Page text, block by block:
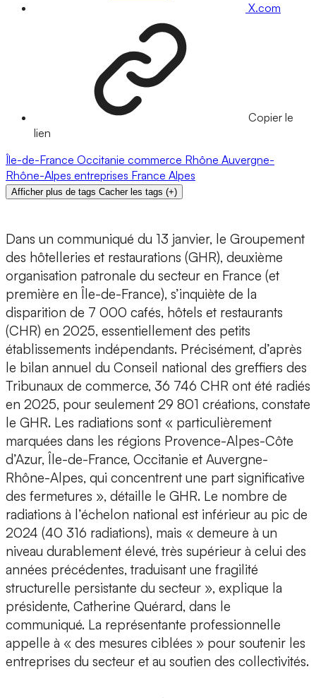
X.com
Copier le
lien
Île-de-France Occitanie commerce Rhône Auvergne-
Rhône-Alpes entreprises France Alpes
Afficher plus de tags Cacher les tags (+)
Dans un communiqué du 13 janvier, le Groupement
des hôtelleries et restaurations (GHR), deuxième
organisation patronale du secteur en France (et
première en Île-de-France), s’inquiète de la
disparition de 7 000 cafés, hôtels et restaurants
(CHR) en 2025, essentiellement des petits
établissements indépendants. Précisément, d’après
le bilan annuel du Conseil national des greffiers des
Tribunaux de commerce, 36 746 CHR ont été radiés
en 2025, pour seulement 29 801 créations, constate
le GHR. Les radiations sont « particulièrement
marquées dans les régions Provence-Alpes-Côte
d’Azur, Île-de-France, Occitanie et Auvergne-
Rhône-Alpes, qui concentrent une part significative
des fermetures », détaille le GHR. Le nombre de
radiations à l’échelon national est inférieur au pic de
2024 (40 316 radiations), mais « demeure à un
niveau durablement élevé, très supérieur à celui des
années précédentes, traduisant une fragilité
structurelle persistante du secteur », explique la
présidente, Catherine Quérard, dans le
communiqué. La représentante professionnelle
appelle à « des mesures ciblées » pour soutenir les
entreprises du secteur et au soutien des collectivités.